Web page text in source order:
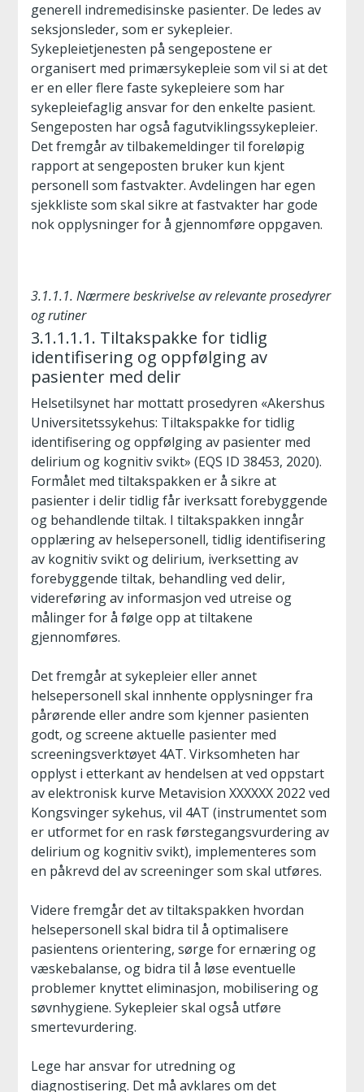
generell indremedisinske pasienter. De ledes av
seksjonsleder, som er sykepleier.
Sykepleietjenesten på sengepostene er
organisert med primærsykepleie som vil si at det
er en eller flere faste sykepleiere som har
sykepleiefaglig ansvar for den enkelte pasient.
Sengeposten har også fagutviklingssykepleier.
Det fremgår av tilbakemeldinger til foreløpig
rapport at sengeposten bruker kun kjent
personell som fastvakter. Avdelingen har egen
sjekkliste som skal sikre at fastvakter har gode
nok opplysninger for å gjennomføre oppgaven.
3.1.1.1. Nærmere beskrivelse av relevante prosedyrer
og rutiner
3.1.1.1.1. Tiltakspakke for tidlig
identifisering og oppfølging av
pasienter med delir
Helsetilsynet har mottatt prosedyren «Akershus
Universitetssykehus: Tiltakspakke for tidlig
identifisering og oppfølging av pasienter med
delirium og kognitiv svikt» (EQS ID 38453, 2020).
Formålet med tiltakspakken er å sikre at
pasienter i delir tidlig får iverksatt forebyggende
og behandlende tiltak. I tiltakspakken inngår
opplæring av helsepersonell, tidlig identifisering
av kognitiv svikt og delirium, iverksetting av
forebyggende tiltak, behandling ved delir,
videreføring av informasjon ved utreise og
målinger for å følge opp at tiltakene
gjennomføres.
Det fremgår at sykepleier eller annet
helsepersonell skal innhente opplysninger fra
pårørende eller andre som kjenner pasienten
godt, og screene aktuelle pasienter med
screeningsverktøyet 4AT. Virksomheten har
opplyst i etterkant av hendelsen at ved oppstart
av elektronisk kurve Metavision XXXXXX 2022 ved
Kongsvinger sykehus, vil 4AT (instrumentet som
er utformet for en rask førstegangsvurdering av
delirium og kognitiv svikt), implementeres som
en påkrevd del av screeninger som skal utføres.
Videre fremgår det av tiltakspakken hvordan
helsepersonell skal bidra til å optimalisere
pasientens orientering, sørge for ernæring og
væskebalanse, og bidra til å løse eventuelle
problemer knyttet eliminasjon, mobilisering og
søvnhygiene. Sykepleier skal også utføre
smertevurdering.
Lege har ansvar for utredning og
diagnostisering. Det må avklares om det